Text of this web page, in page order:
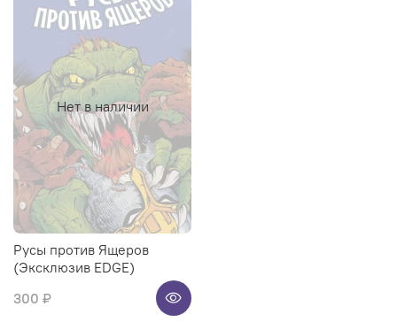
Нет в наличии
Русы против Ящеров
(Эксклюзив EDGE)
300 ₽